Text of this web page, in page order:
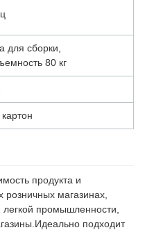
для сборки,
80 кг
продукта и
розничных магазинах,
промышленности,
подходит